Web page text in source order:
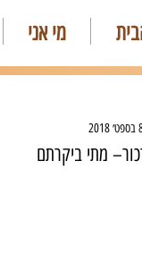
מי אני
מתי ביקרתם
2018